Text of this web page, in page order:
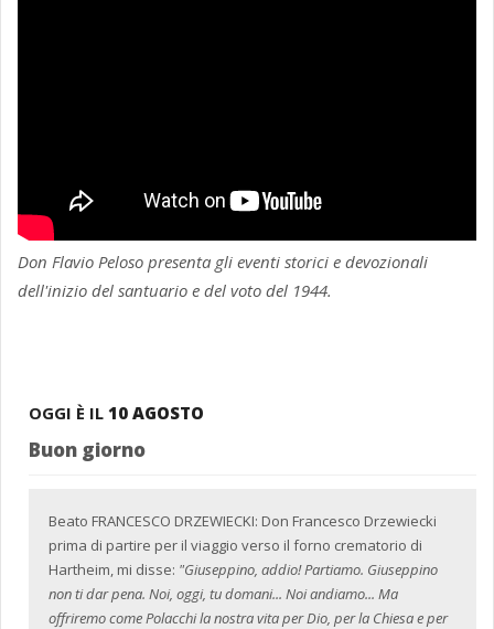
Don Flavio Peloso presenta gli eventi storici e devozionali
dell'inizio del santuario e del voto del 1944.
OGGI È IL 10 AGOSTO
Buon giorno
Beato FRANCESCO DRZEWIECKI: Don Francesco Drzewiecki
prima di partire per il viaggio verso il forno crematorio di
Hartheim, mi disse: "Giuseppino, addio! Partiamo. Giuseppino
non ti dar pena. Noi, oggi, tu domani... Noi andiamo... Ma
offriremo come Polacchi la nostra vita per Dio, per la Chiesa e per